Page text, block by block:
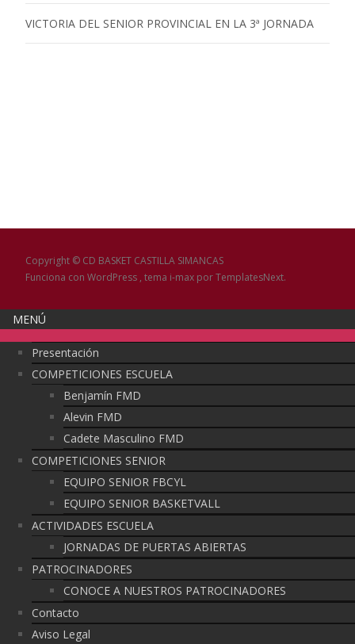
VICTORIA DEL SENIOR PROVINCIAL EN LA 3ª JORNADA
Copyright © CD BASKET CASTILLA SIMANCAS
Funciona con WordPress , tema i-max por TemplatesNext.
MENÚ
Presentación
COMPETICIONES ESCUELA
Benjamín FMD
Alevin FMD
Cadete Masculino FMD
COMPETICIONES SENIOR
EQUIPO SENIOR FBCYL
EQUIPO SENIOR BASKETVALL
ACTIVIDADES ESCUELA
JORNADAS DE PUERTAS ABIERTAS
PATROCINADORES
CONOCE A NUESTROS PATROCINADORES
Contacto
Aviso Legal